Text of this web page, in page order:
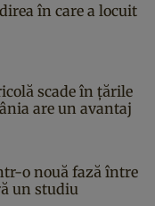
în care a locuit
scade în țările
are un avantaj
o nouă fază între
un studiu